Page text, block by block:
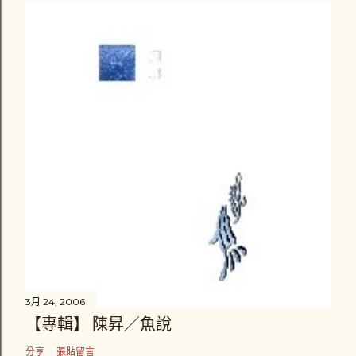
3月 24, 2006
【專輯】 陳昇／魚說
分享 張貼留言